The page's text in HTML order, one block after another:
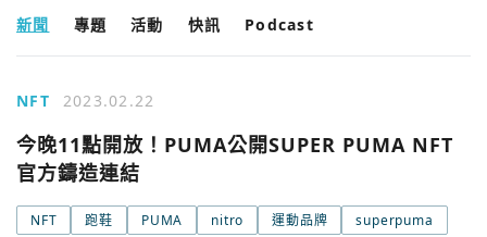
新聞 專題 活動 快訊 Podcast
NFT 2023.02.22
今晚11點開放！PUMA公開SUPER PUMA NFT
官方鑄造連結
NFT 跑鞋 PUMA nitro 運動品牌 superpuma
城市